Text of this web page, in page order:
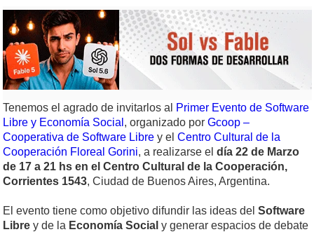
Tenemos el agrado de invitarlos al
Primer Evento de Software
Libre y Economía Social , organizado por Gcoop –
Cooperativa de Software Libre y el Centro Cultural de la
Cooperación Floreal Gorini, a realizarse el día 22 de Marzo
de 17 a 21 hs en el Centro Cultural de la Cooperación,
Corrientes 1543, Ciudad de Buenos Aires, Argentina.
El evento tiene como objetivo difundir las ideas del Software
Libre y de la Economía Social y generar espacios de debate